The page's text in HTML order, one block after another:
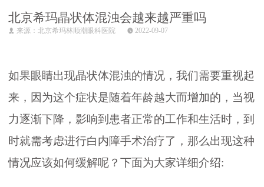
北京希玛晶状体混浊会越来越严重吗
来源：北京希玛林顺潮眼科医院 2022-09-07
如果眼睛出现晶状体混浊的情况，我们需要重视起
来，因为这个症状是随着年龄越大而增加的，当视
力逐渐下降，影响到患者正常的工作和生活时，到
时就需考虑进行白内障手术治疗了，那么出现这种
情况应该如何缓解呢？下面为大家详细介绍: